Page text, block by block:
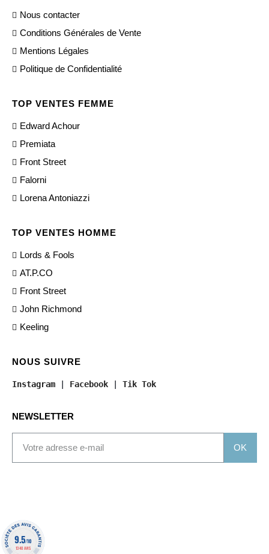
Nous contacter
Conditions Générales de Vente
Mentions Légales
Politique de Confidentialité
TOP VENTES FEMME
Edward Achour
Premiata
Front Street
Falorni
Lorena Antoniazzi
TOP VENTES HOMME
Lords & Fools
AT.P.CO
Front Street
John Richmond
Keeling
NOUS SUIVRE
Instagram | Facebook | Tik Tok
NEWSLETTER
OK
9.5/10
1340 AVIS